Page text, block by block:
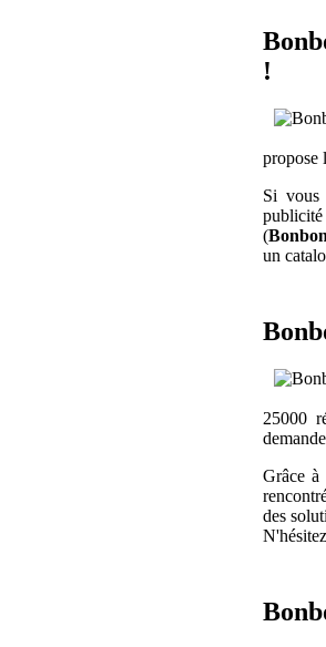
!
propose
Si vous
(
un
25000
Grâce à
des